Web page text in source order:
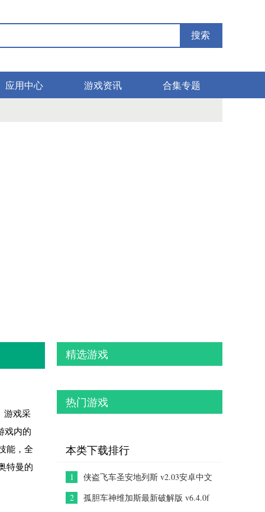
搜索
应用中心 游戏资讯 合集专题
游戏采
戏内的
能，全
特曼的
精选游戏
热门游戏
本类下载排行
1
侠盗飞车圣安地列斯 v2.03安卓中文
2
孤胆车神维加斯最新破解版 v6.4.0f